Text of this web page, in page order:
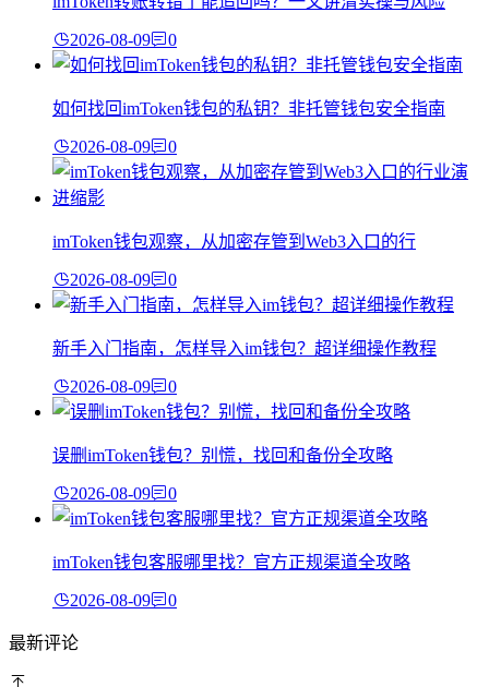
2026-08-09 0
如何找回imToken钱包的私钥？非托管钱包安全指南
2026-08-09 0
imToken钱包观察，从加密存管到Web3入口的行
2026-08-09 0
新手入门指南，怎样导入im钱包？超详细操作教程
2026-08-09 0
误删imToken钱包？别慌，找回和备份全攻略
2026-08-09 0
imToken钱包客服哪里找？官方正规渠道全攻略
2026-08-09 0
最新评论